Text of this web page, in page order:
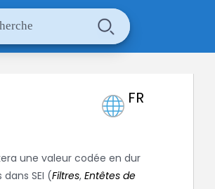
FR
une valeur codée en dur
dans SEI (Filtres, Entêtes de